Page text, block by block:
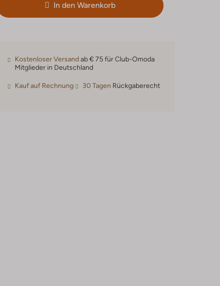
In den Warenkorb
Kostenloser Versandab € 75 für Club-Omoda
Mitglieder in Deutschland
Kauf auf Rechnung 30 Tagen Rückgaberecht